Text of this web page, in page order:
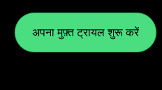
अपना मुफ़्त ट्रायल शुरू करें